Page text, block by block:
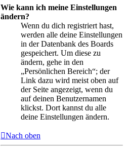
Wie kann ich meine Einstellungen
ändern?
Wenn du dich registriert hast,
werden alle deine Einstellungen
in der Datenbank des Boards
gespeichert. Um diese zu
ändern, gehe in den
„Persönlichen Bereich“; der
Link dazu wird meist oben auf
der Seite angezeigt, wenn du
auf deinen Benutzernamen
klickst. Dort kannst du alle
deine Einstellungen ändern.
Nach oben